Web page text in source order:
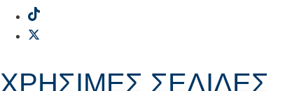
ΧΡΗΣΙΜΕΣ ΣΕΛΙΔΕΣ